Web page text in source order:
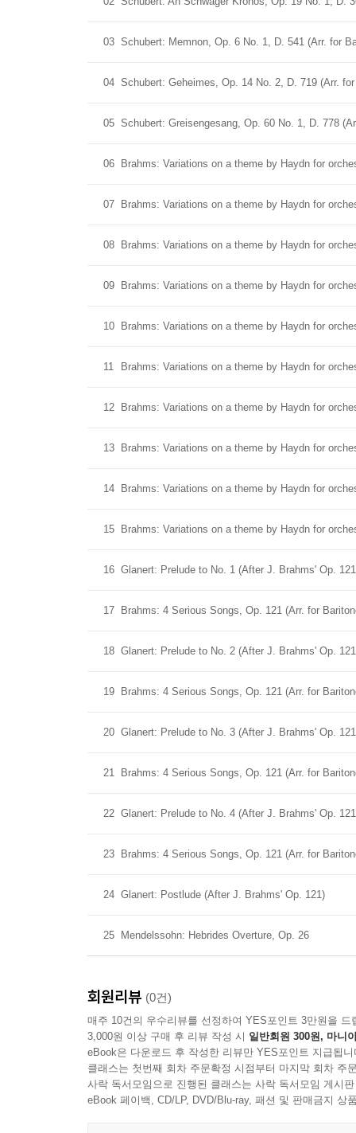
03 Schubert: Memnon, Op. 6 No. 1, D. 541 (Arr. for
04 Schubert: Geheimes, Op. 14 No. 2, D. 719 (Arr.
05 Schubert: Greisengesang, Op. 60 No. 1, D. 778
06 Brahms: Variations on a theme by Haydn for
07 Brahms: Variations on a theme by Haydn for
08 Brahms: Variations on a theme by Haydn for
09 Brahms: Variations on a theme by Haydn for
10 Brahms: Variations on a theme by Haydn for
11 Brahms: Variations on a theme by Haydn for
12 Brahms: Variations on a theme by Haydn for
13 Brahms: Variations on a theme by Haydn for
14 Brahms: Variations on a theme by Haydn for
15 Brahms: Variations on a theme by Haydn for
16 Glanert: Prelude to No. 1 (After J. Brahms' Op.
17 Brahms: 4 Serious Songs, Op. 121 (Arr. for
18 Glanert: Prelude to No. 2 (After J. Brahms' Op.
19 Brahms: 4 Serious Songs, Op. 121 (Arr. for
20 Glanert: Prelude to No. 3 (After J. Brahms' Op.
21 Brahms: 4 Serious Songs, Op. 121 (Arr. for
22 Glanert: Prelude to No. 4 (After J. Brahms' Op.
23 Brahms: 4 Serious Songs, Op. 121 (Arr. for
24 Glanert: Postlude (After J. Brahms' Op. 121)
25 Mendelssohn: Hebrides Overture, Op. 26
회원리뷰 (0건)
매주 10건의 우수리뷰를 선정하여 YES포인트 3만원을 드
3,000원 이상 구매 후 리뷰 작성 시 일반회원 300원, 마니
eBook은 다운로드 후 작성한 리뷰만 YES포인트 지급됩니
클래스는 첫번째 회차 주문확정 시점부터 마지막 회차 주
사락 독서모임으로 진행된 클래스는 사락 독서모임 게시
eBook 페이백, CD/LP, DVD/Blu-ray, 패션 및 판매금지 상